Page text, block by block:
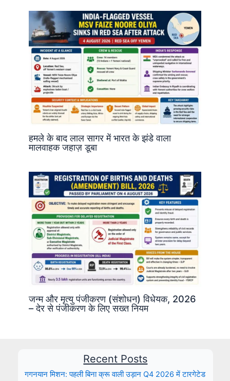
हमले के बाद लाल सागर में भारत के झंडे वाला
मालवाहक जहाज़ डूबा
जन्म और मृत्यु पंजीकरण (संशोधन) विधेयक, 2026
– देर से पंजीकरण के लिए सख्त नियम
Recent Posts
गगनयान मिशन: पहली बिना क्रू वाली उड़ान Q4 2026 में टारगेटेड